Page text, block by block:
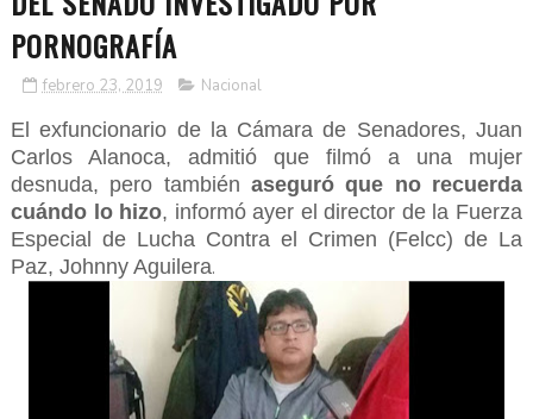
PORNOGRAFÍA
febrero 23, 2019 Nacional
El exfuncionario de la Cámara de Senadores, Juan
Carlos Alanoca, admitió que filmó a una mujer
desnuda, pero también aseguró que no recuerda
cuándo lo hizo, informó ayer el director de la Fuerza
Especial de Lucha Contra el Crimen (Felcc) de La
Paz, Johnny Aguilera.